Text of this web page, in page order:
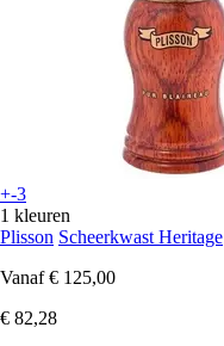
+-3
1 kleuren
Plisson Scheerkwast Heritage
Vanaf € 125,00
€ 82,28